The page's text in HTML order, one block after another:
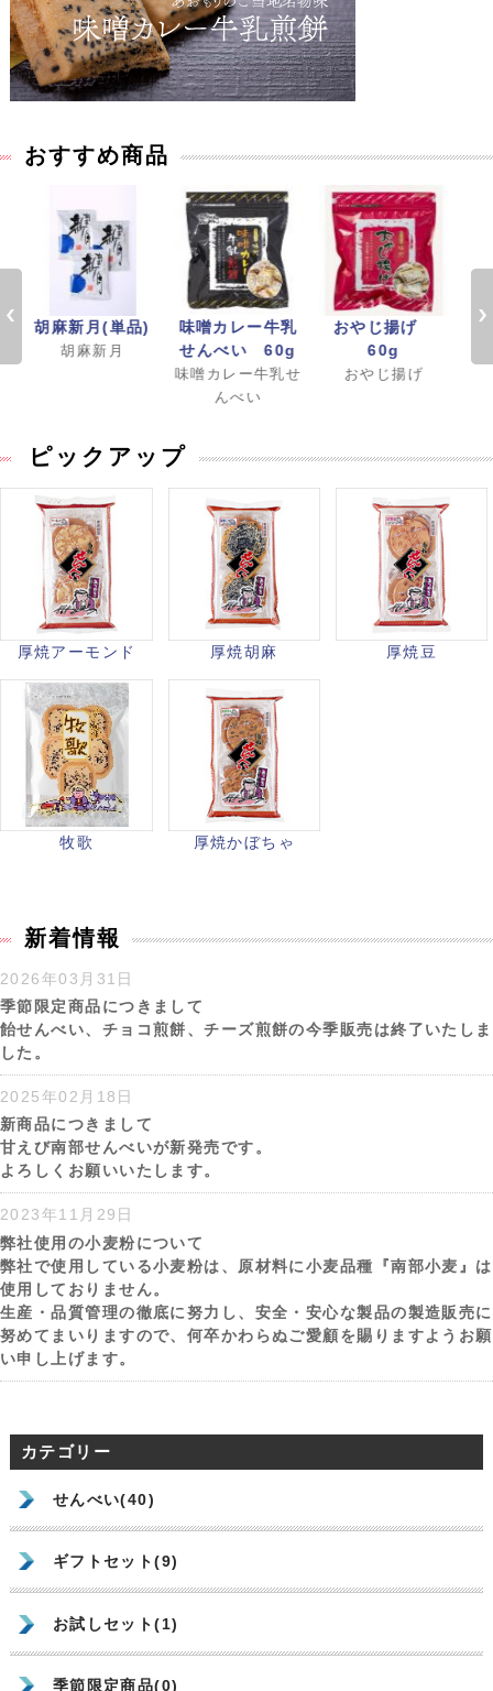
おすすめ商品
胡麻新月(単品)
胡麻新月
味噌カレー牛乳
せんべい 60g
味噌カレー牛乳せ
んべい
おやじ揚げ
60g
おやじ揚げ
ピックアップ
厚焼アーモンド 厚焼胡麻 厚焼豆
牧歌 厚焼かぼちゃ
新着情報
2026年03月31日
季節限定商品につきまして
飴せんべい、チョコ煎餅、チーズ煎餅の今季販売は終了いたしま
した。
2025年02月18日
新商品につきまして
甘えび南部せんべいが新発売です。
よろしくお願いいたします。
2023年11月29日
弊社使用の小麦粉について
弊社で使用している小麦粉は、原材料に小麦品種『南部小麦』は
使用しておりません。
生産・品質管理の徹底に努力し、安全・安心な製品の製造販売に
努めてまいりますので、何卒かわらぬご愛顧を賜りますようお願
い申し上げます。
カテゴリー
せんべい(40)
ギフトセット(9)
お試しセット(1)
季節限定商品(0)